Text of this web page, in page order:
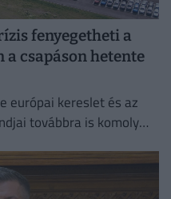
fenyegetheti a
a csapáson hetente
európai kereslet és az
továbbra is komoly